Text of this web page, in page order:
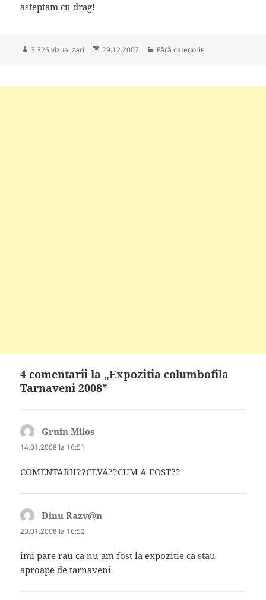
asteptam cu drag!
3.325 vizualizari
Publicat
29.12.2007 Categorii
Fără categorie
4 comentarii la „Expozitia columbofila
Tarnaveni 2008”
Gruin Milos
14.01.2008 la 16:51
COMENTARII??CEVA??CUM A FOST??
Dinu Razv@n
23.01.2008 la 16:52
imi pare rau ca nu am fost la expozitie ca stau
aproape de tarnaveni